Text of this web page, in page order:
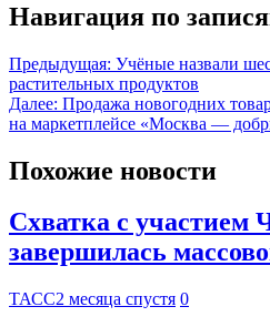
Навигация по
Предыдущая: Учёные назвали
растительных продуктов
Далее: Продажа новогодних
на маркетплейсе «Москва —
Похожие новости
Схватка с участием
завершилась
ТАСС2 месяца спустя 0